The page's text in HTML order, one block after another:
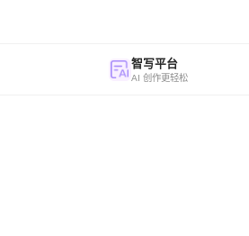
智写平台
AI 创作更轻松